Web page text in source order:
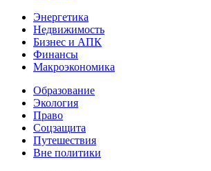
Энергетика
Недвижимость
Бизнес и АПК
Финансы
Макроэкономика
Образование
Экология
Право
Соцзащита
Путешествия
Вне политики